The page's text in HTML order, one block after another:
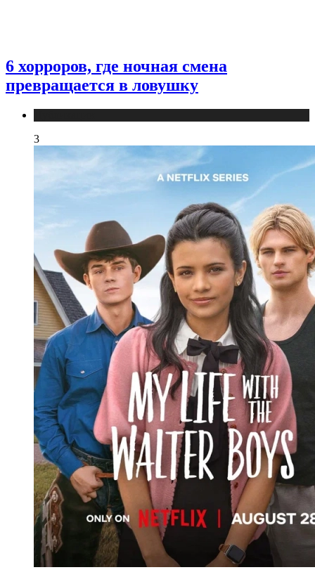
6 хорроров, где ночная смена
превращается в ловушку
3